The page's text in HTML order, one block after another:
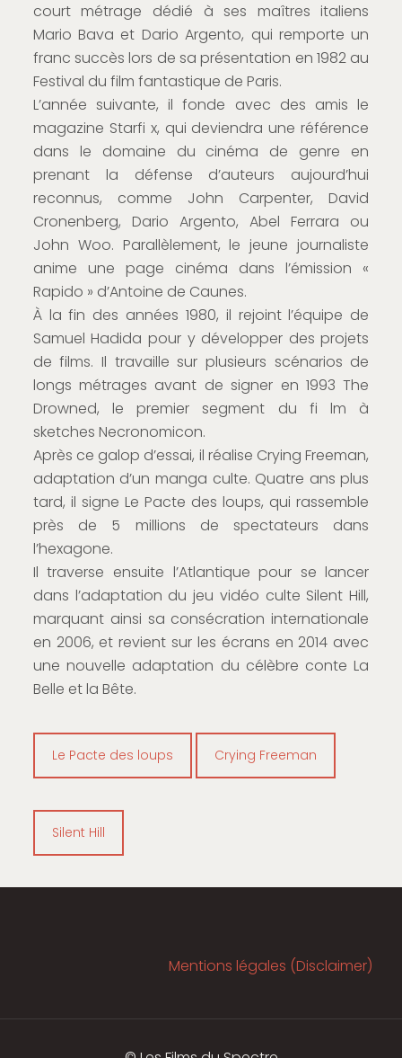
court métrage dédié à ses maîtres italiens
Mario Bava et Dario Argento, qui remporte un
franc succès lors de sa présentation en 1982 au
Festival du film fantastique de Paris.
L’année suivante, il fonde avec des amis le
magazine Starfi x, qui deviendra une référence
dans le domaine du cinéma de genre en
prenant la défense d’auteurs aujourd’hui
reconnus, comme John Carpenter, David
Cronenberg, Dario Argento, Abel Ferrara ou
John Woo. Parallèlement, le jeune journaliste
anime une page cinéma dans l’émission «
Rapido » d’Antoine de Caunes.
À la fin des années 1980, il rejoint l’équipe de
Samuel Hadida pour y développer des projets
de films. Il travaille sur plusieurs scénarios de
longs métrages avant de signer en 1993 The
Drowned, le premier segment du fi lm à
sketches Necronomicon.
Après ce galop d’essai, il réalise Crying Freeman,
adaptation d’un manga culte. Quatre ans plus
tard, il signe Le Pacte des loups, qui rassemble
près de 5 millions de spectateurs dans
l’hexagone.
Il traverse ensuite l’Atlantique pour se lancer
dans l’adaptation du jeu vidéo culte Silent Hill,
marquant ainsi sa consécration internationale
en 2006, et revient sur les écrans en 2014 avec
une nouvelle adaptation du célèbre conte La
Belle et la Bête.
Le Pacte des loups Crying Freeman
Silent Hill
Mentions légales (Disclaimer)